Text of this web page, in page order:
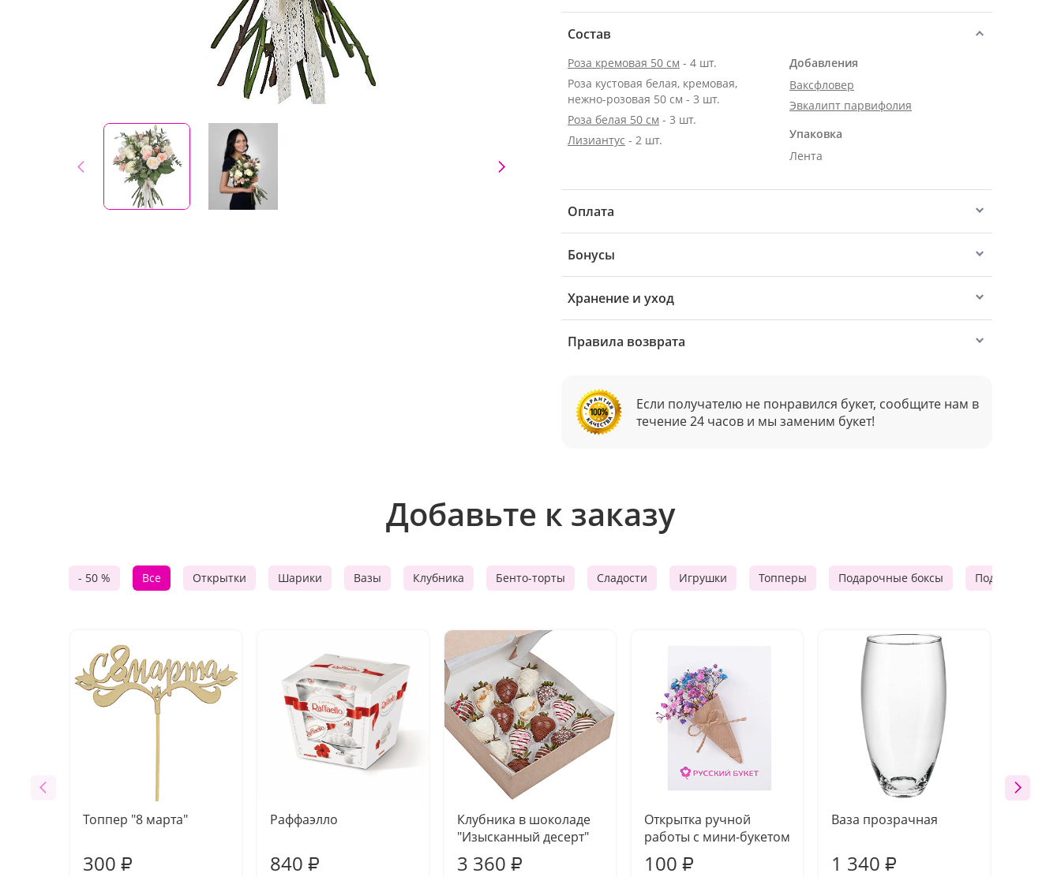
Состав
Роза кремовая 50 см - 4 шт.
Роза кустовая белая, кремовая,
нежно-розовая 50 см - 3 шт.
Роза белая 50 см - 3 шт.
Лизиантус - 2 шт.
Добавления
Ваксфловер
Эвкалипт парвифолия
Упаковка
Лента
Оплата
Бонусы
Хранение и уход
Правила возврата
Если получателю не понравился букет, сообщите нам в
течение 24 часов и мы заменим букет!
Добавьте к заказу
- 50 % Все Открытки Шарики Вазы Клубника Бенто-торты Сладости Игрушки Топперы Подарочные боксы Подарочные
Топпер "8 марта"
300 ₽
Раффаэлло
840 ₽
Клубника в шоколаде
"Изысканный десерт"
3 360 ₽
Открытка ручной
работы с мини-букетом
100 ₽
Ваза прозрачная
1 340 ₽